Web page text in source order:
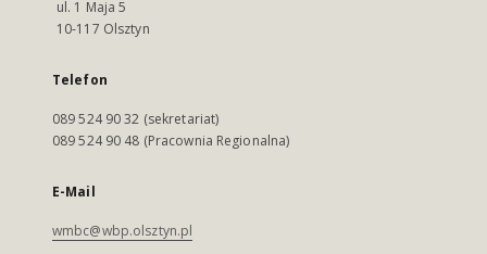
ul. 1 Maja 5
10-117 Olsztyn
Telefon
089 524 90 32 (sekretariat)
089 524 90 48 (Pracownia Regionalna)
E-Mail
wmbc@wbp.olsztyn.pl